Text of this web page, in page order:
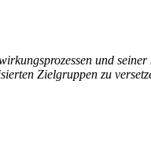
und
Zielgruppen zu